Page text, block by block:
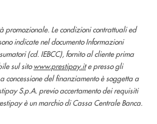
Le condizioni contrattuali ed
indicate nel documento Informazioni
(cd. IEBCC), fornito al cliente prima
sul sitowww.prestipay.ite presso gli
concessione del finanziamento è soggetta a
S.p.A. previo accertamento dei requisiti
è un marchio di Cassa Centrale Banca.